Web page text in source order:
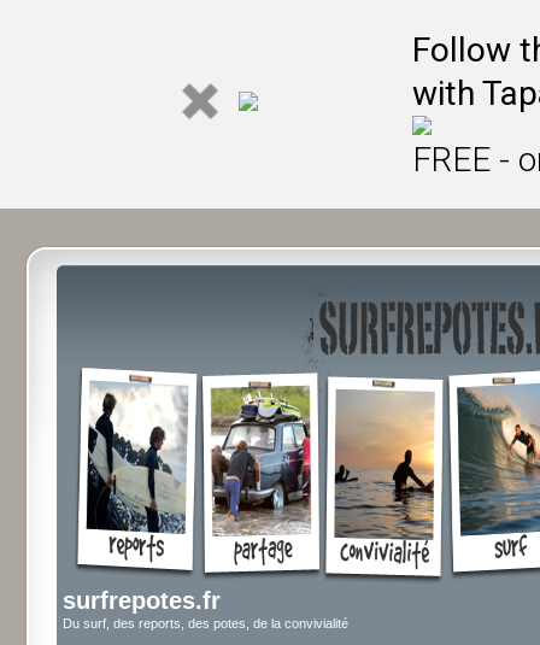
Follow
with
FREE -
surfrepotes.fr
Du surf, des reports, des potes, de la convivialité